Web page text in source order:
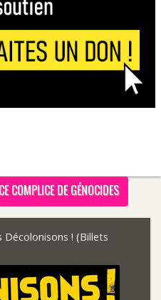
COMPLICE DE GÉNOCIDES
Décolonisons ! (Billets